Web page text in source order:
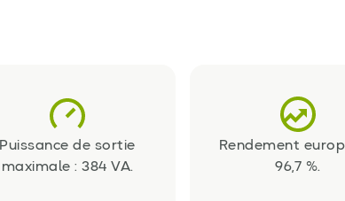
Puissance de sortie
maximale : 384 VA.
Rendement
96,7 %.